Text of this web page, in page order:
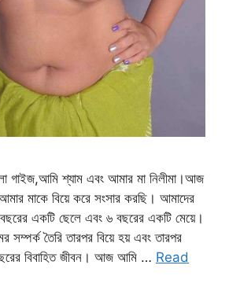
গাইজ,আমি শ্যাম এবং আমার মা নিলীমা।আজ
মাকে বিয়ে করে সংসার করছি। আমাদের
একটি ছেলে এবং ৬ বছরের একটি মেয়ে।
সম্পর্ক তৈরি তারপর বিয়ে হয় এবং তারপর
বিবাহিত জীবন। আজ আমি … Read